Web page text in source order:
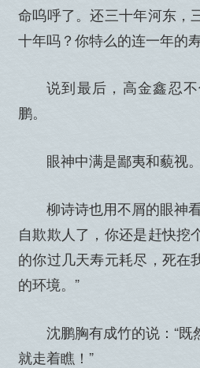
命呜呼了。还三十年河东，
十年吗？你特么的连一年的
说到最后，高金鑫忍
鹏。
眼神中满是鄙夷和藐视。
柳诗诗也用不屑的眼神
自欺欺人了，你还是赶快挖
的你过几天寿元耗尽，死在
的环境。”
沈鹏胸有成竹的说：“
就走着瞧！”